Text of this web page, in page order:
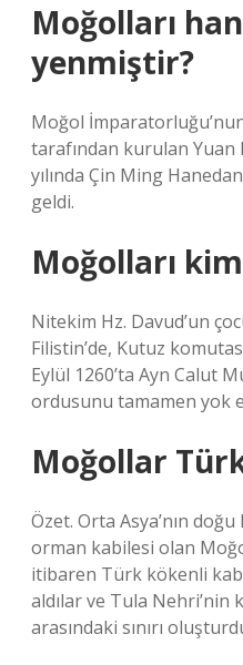
Moğolları
yenmiştir?
Moğol
tarafından kurulan Yuan
yılında Çin Ming
geldi.
Moğolları
Nitekim Hz. Davud’un
Filistin’de, Kutuz
Eylül 1260’ta Ayn Calut
ordusunu tamamen yok
Moğollar
Özet. Orta Asya’nın
orman kabilesi olan
itibaren Türk kökenli
aldılar ve Tula Nehri’nin
arasındaki sınırı